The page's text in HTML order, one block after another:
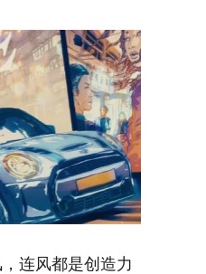
连风都是创造力